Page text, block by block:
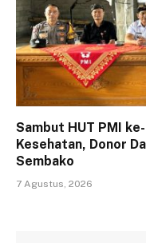
Sambut HUT PMI
Kesehatan, Donor
Sembako
7 Agustus, 2026